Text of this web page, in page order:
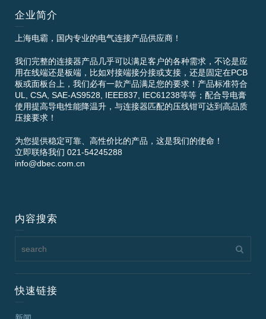
企业简介
上海电霸，国内专业的电气连接产品供应商！
我们完整的连接器产品几乎可以满足客户的各种需求，不论是应
用在线端还是板端，比如对接端接分接或支接，还是固定在PCB
板或面板台上，我们必有一款产品满足您的要求！产品标准符合
UL, CSA, SAE-AS9528, IEEE837, IEC61238等等；配合导电膏
使用提高导电性能降温升，与连接器匹配的压线钳可达到高品质
压接要求！
为您提供稳定可靠、高性价比的产品，这是我们的使命！
立即联络我们 021-54245288
info@dbec.com.cn
内容搜索
快速链接